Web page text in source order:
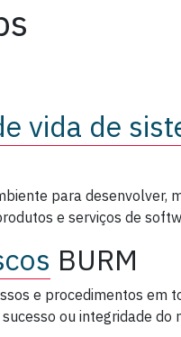
vida de
para desenvolver,
e serviços de
BURM
e procedimentos em
ou integridade do